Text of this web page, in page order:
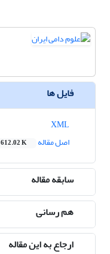
فایل ها
اصل مقاله
612.02 K
سابقه مقاله
هم رسانی
ارجاع به این مقاله